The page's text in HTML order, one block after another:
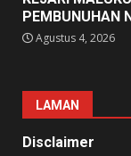
PEMBUNUHAN
Agustus 4, 2026
LAMAN
Disclaimer